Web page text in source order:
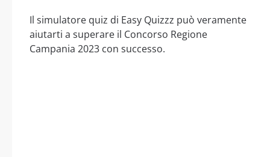
Il simulatore quiz di Easy Quizzz può veramente
aiutarti a superare il Concorso Regione
Campania 2023 con successo.